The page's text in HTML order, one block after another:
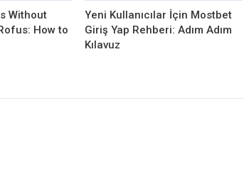
Without
How to
Yeni Kullanıcılar İçin Mostbet
Giriş Yap Rehberi: Adım Adım
Kılavuz